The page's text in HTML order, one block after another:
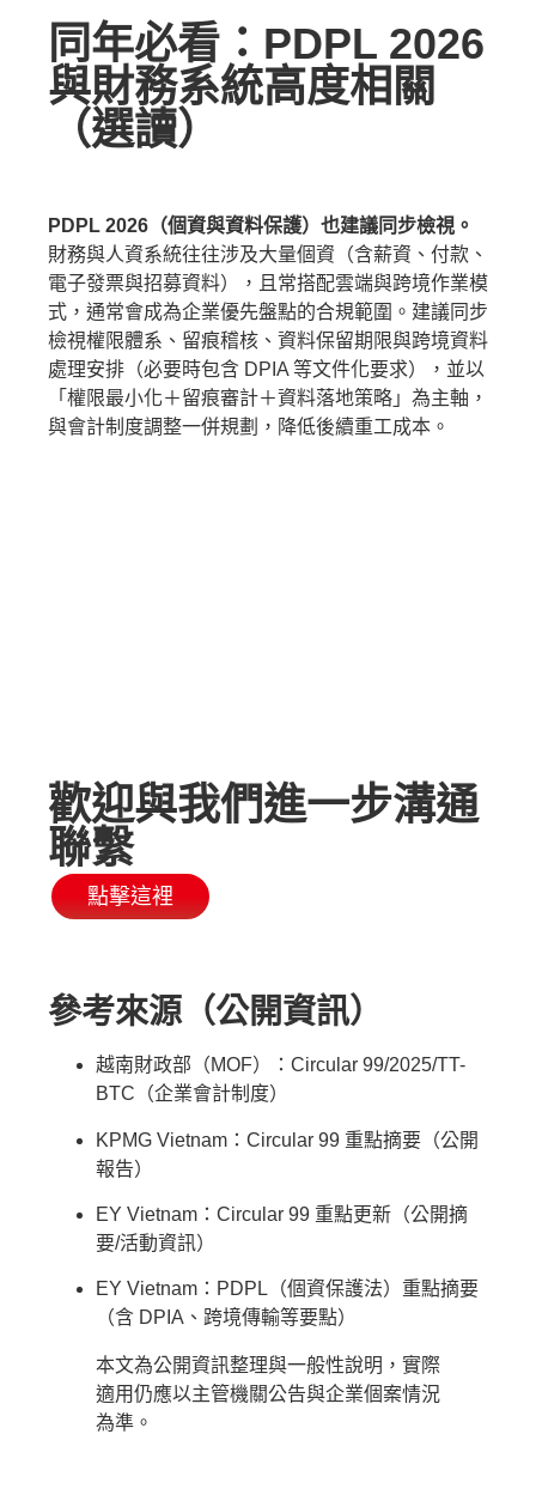
同年必看：PDPL 2026
與財務系統高度相關
（選讀）
PDPL 2026（個資與資料保護）也建議同步檢視。
財務與人資系統往往涉及大量個資（含薪資、付款、
電子發票與招募資料），且常搭配雲端與跨境作業模
式，通常會成為企業優先盤點的合規範圍。建議同步
檢視權限體系、留痕稽核、資料保留期限與跨境資料
處理安排（必要時包含 DPIA 等文件化要求），並以
「權限最小化＋留痕審計＋資料落地策略」為主軸，
與會計制度調整一併規劃，降低後續重工成本。
歡迎與我們進一步溝通
聯繫
點擊這裡
參考來源（公開資訊）
越南財政部（MOF）：Circular 99/2025/TT-
BTC（企業會計制度）
KPMG Vietnam：Circular 99 重點摘要（公開
報告）
EY Vietnam：Circular 99 重點更新（公開摘
要/活動資訊）
EY Vietnam：PDPL（個資保護法）重點摘要
（含 DPIA、跨境傳輸等要點）
本文為公開資訊整理與一般性說明，實際
適用仍應以主管機關公告與企業個案情況
為準。